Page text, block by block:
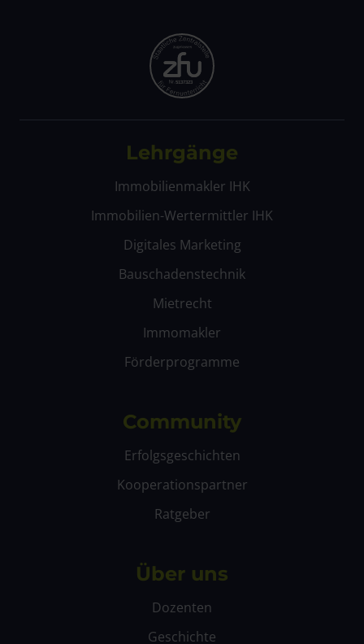
Lehrgänge
Immobilienmakler IHK
Immobilien-Wertermittler IHK
Digitales Marketing
Bauschadenstechnik
Mietrecht
Immomakler
Förderprogramme
Community
Erfolgsgeschichten
Kooperationspartner
Ratgeber
Über uns
Dozenten
Geschichte